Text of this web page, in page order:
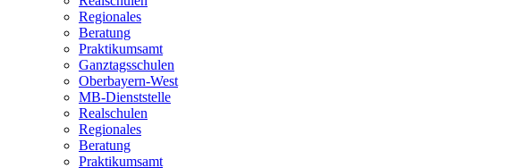
Regionales
Beratung
Praktikumsamt
Ganztagsschulen
Oberbayern-West
MB-Dienststelle
Realschulen
Regionales
Beratung
Praktikumsamt